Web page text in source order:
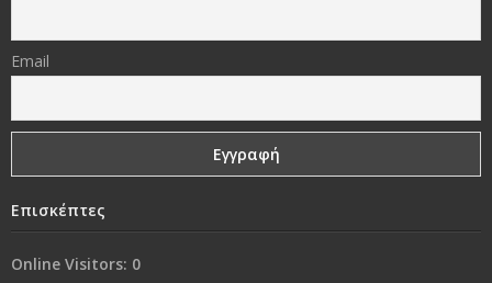
«Δεν φωτιζόμαστε κοιτάζοντας το φως, αλλά
βυθιζόμενοι στο σκοτάδι μας»
Γονικές συμπεριφορές που εμποδίζουν τα παιδιά να
Ναι, θα έφευγα
Από τη «συμμωρία» στη…«συμμορία»..!
Email
Επισκέπτες
Online Visitors: 0